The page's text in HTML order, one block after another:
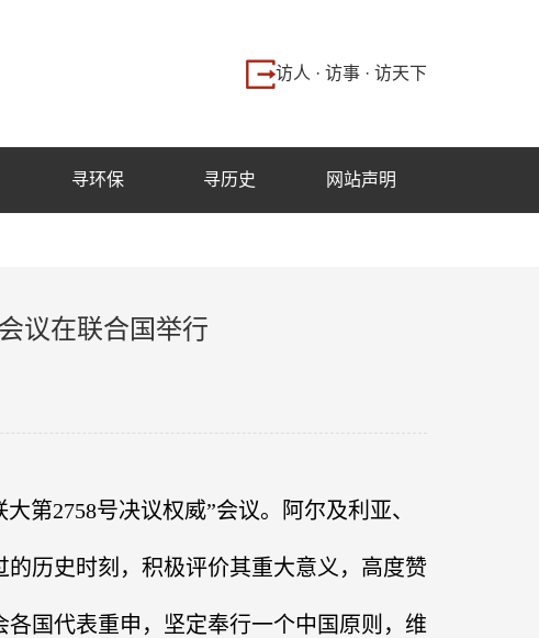
访人 · 访事 · 访天下
寻环保 寻历史 网站声明
议在联合国举行
2758号决议权威”会议。阿尔及利亚、
历史时刻，积极评价其重大意义，高度赞
国代表重申，坚定奉行一个中国原则，维